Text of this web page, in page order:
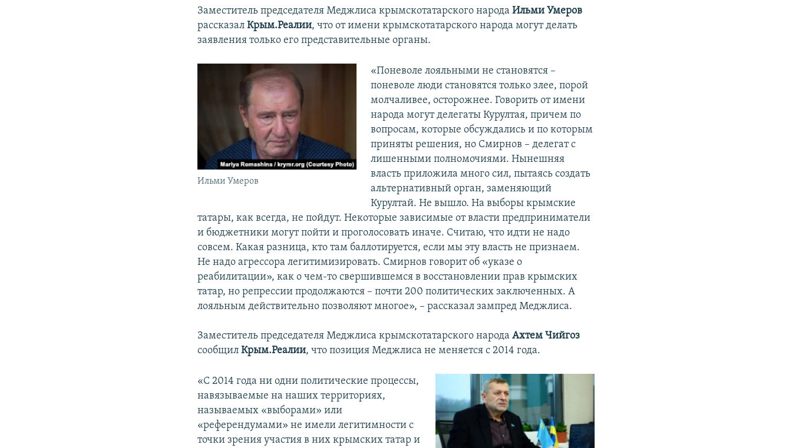
Заместитель председателя Меджлиса крымскотатарского народаИльми Умеров
рассказал Крым.Реалии, что от имени крымскотатарского народа могут делать
заявления только его представительные органы.
Ильми Умеров
«Поневоле лояльными не становятся –
поневоле люди становятся только злее, порой
молчаливее, осторожнее. Говорить от имени
народа могут делегаты Курултая, причем по
вопросам, которые обсуждались и по которым
приняты решения, но Смирнов – делегат с
лишенными полномочиями. Нынешняя
власть приложила много сил, пытаясь создать
альтернативный орган, заменяющий
Курултай. Не вышло. На выборы крымские
татары, как всегда, не пойдут. Некоторые зависимые от власти предприниматели
и бюджетники могут пойти и проголосовать иначе. Считаю, что идти не надо
совсем. Какая разница, кто там баллотируется, если мы эту власть не признаем.
Не надо агрессора легитимизировать. Смирнов говорит об «указе о
реабилитации», как о чем-то свершившемся в восстановлении прав крымских
татар, но репрессии продолжаются – почти 200 политических заключенных. А
лояльным действительно позволяют многое», – рассказал зампред Меджлиса.
Заместитель председателя Меджлиса крымскотатарского народаАхтем Чийгоз
сообщилКрым.Реалии, что позиция Меджлиса не меняется с 2014 года.
«С 2014 года ни одни политические процессы,
навязываемые на наших территориях,
называемых «выборами» или
«референдумами» не имели легитимности с
точки зрения участия в них крымских татар и